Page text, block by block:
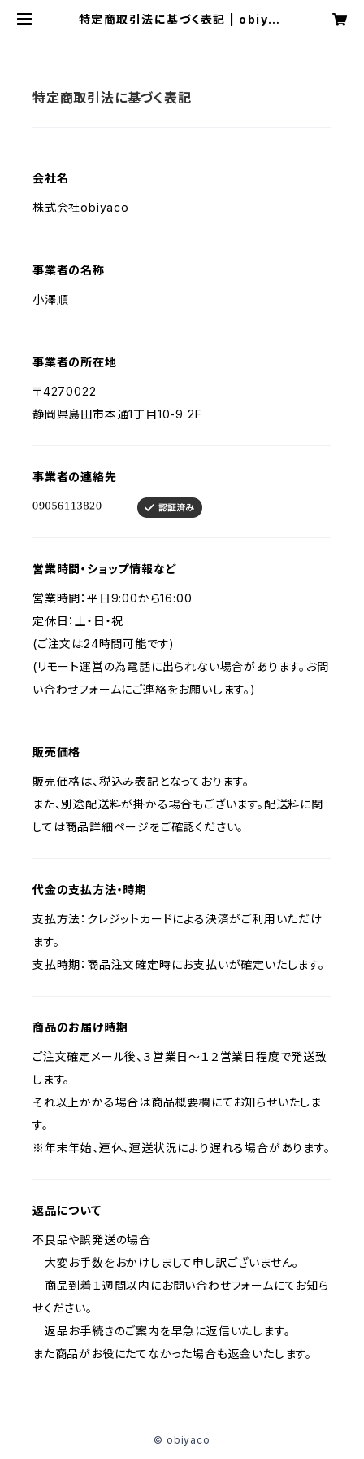
特定商取引法に基づく表記 | obiyac
特定商取引法に基づく表記
会社名
株式会社obiyaco
事業者の名称
小澤順
事業者の所在地
〒4270022
静岡県島田市本通1丁目10-9 2F
事業者の連絡先
営業時間・ショップ情報など
営業時間：平日9:00から16:00
定休日：土・日・祝
(ご注文は24時間可能です)
(リモート運営の為電話に出られない場合があります。お問
い合わせフォームにご連絡をお願いします。)
販売価格
販売価格は、税込み表記となっております。
また、別途配送料が掛かる場合もございます。配送料に関
しては商品詳細ページをご確認ください。
代金の支払方法・時期
支払方法：クレジットカードによる決済がご利用いただけ
ます。
支払時期：商品注文確定時にお支払いが確定いたします。
商品のお届け時期
ご注文確定メール後、３営業日～１２営業日程度で発送致
します。
それ以上かかる場合は商品概要欄にてお知らせいたしま
す。
※年末年始、連休、運送状況により遅れる場合があります。
返品について
不良品や誤発送の場合
大変お手数をおかけしまして申し訳ございません。
商品到着１週間以内にお問い合わせフォームにてお知ら
せください。
返品お手続きのご案内を早急に返信いたします。
また商品がお役にたてなかった場合も返金いたします。
© obiyaco